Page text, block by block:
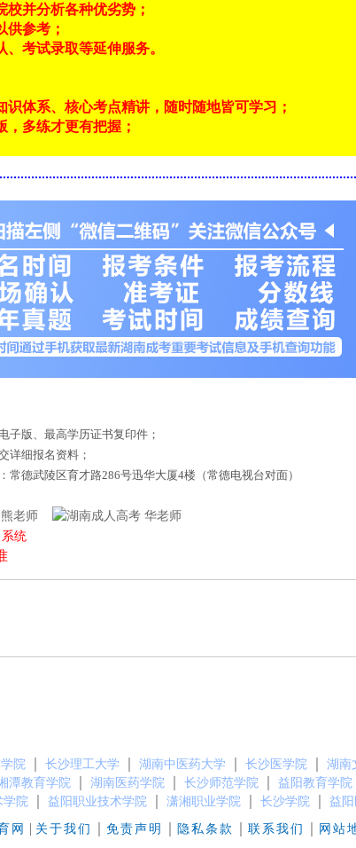
并分析各种优劣势；
参考；
考试录取等延伸服务。
体系、核心考点精讲，随时随地皆可学习；
多练才更有把握；
版、最高学历证书复印件；
详细报名资料；
德武陵区育才路286号迅华大厦4楼（常德电视台对面）
熊老师
华老师
统
院 长沙理工大学 湖南中医药大学 长沙医学院 湖南
潭教育学院 湖南医药学院 长沙师范学院 益阳教育学院
学院 益阳职业技术学院 潇湘职业学院 长沙学院 益
网 | 关于我们 免责声明 隐私条款 联系我们 网站